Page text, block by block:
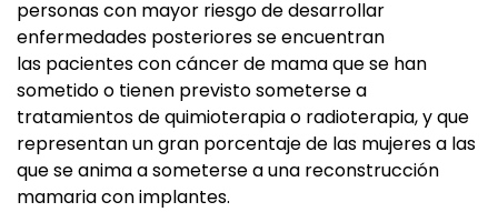
personas con mayor riesgo de desarrollar
enfermedades posteriores se encuentran
las pacientes con cáncer de mama que se han
sometido o tienen previsto someterse a
tratamientos de quimioterapia o radioterapia, y que
representan un gran porcentaje de las mujeres a las
que se anima a someterse a una reconstrucción
mamaria con implantes.